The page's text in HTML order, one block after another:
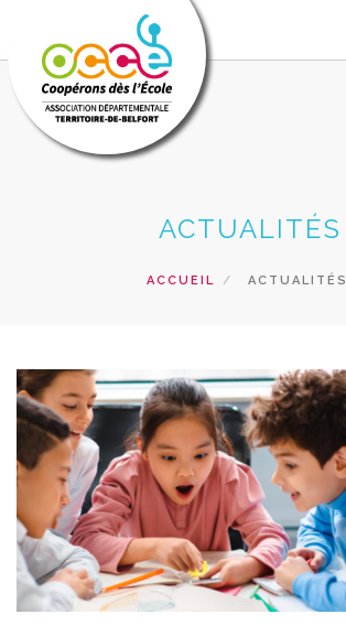
PRETS ET SERVICES
RECHERCHER
CONTACT
ACTUALITÉS
ACCUEIL ACTUALITÉS